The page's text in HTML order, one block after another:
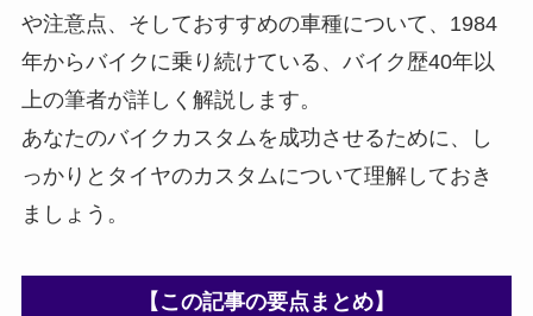
や注意点、そしておすすめの車種について、1984
年からバイクに乗り続けている、バイク歴40年以
上の筆者が詳しく解説します。
あなたのバイクカスタムを成功させるために、し
っかりとタイヤのカスタムについて理解しておき
ましょう。
【この記事の要点まとめ】